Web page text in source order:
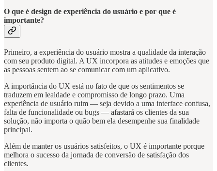
O que é design de experiência do usuário e por que é
importante?
Primeiro, a experiência do usuário mostra a qualidade da interação
com seu produto digital. A UX incorpora as atitudes e emoções que
as pessoas sentem ao se comunicar com um aplicativo.
A importância do UX está no fato de que os sentimentos se
traduzem em lealdade e compromisso de longo prazo. Uma
experiência de usuário ruim — seja devido a uma interface confusa,
falta de funcionalidade ou bugs — afastará os clientes da sua
solução, não importa o quão bem ela desempenhe sua finalidade
principal.
Além de manter os usuários satisfeitos, o UX é importante porque
melhora o sucesso da jornada de conversão de satisfação dos
clientes.